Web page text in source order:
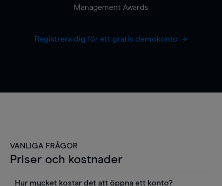
Management Awards
Registrera dig för ett gratis demokonto
VANLIGA FRÅGOR
Priser och kostnader
Hur mycket kostar det att öppna ett konto?